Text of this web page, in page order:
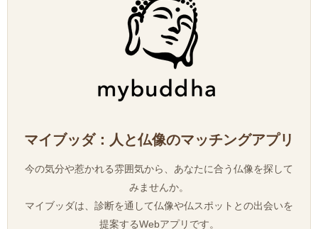
マイブッダ：人と仏像のマッチングアプリ
今の気分や惹かれる雰囲気から、あなたに合う仏像を探して
みませんか。
マイブッダは、診断を通して仏像や仏スポットとの出会いを
提案するWebアプリです。